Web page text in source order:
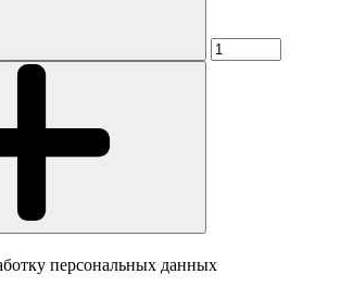
персональных данных